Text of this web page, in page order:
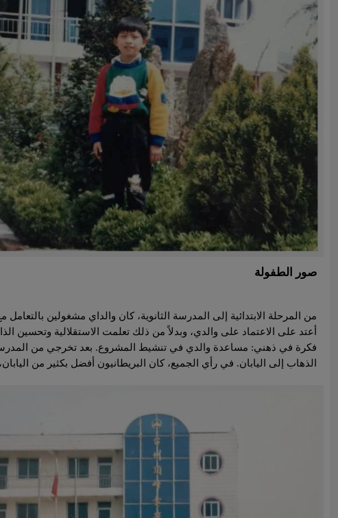
صور الطفولة
من المرحلة الابتدائية إلى المدرسة الثانوية، كان والداي مشغولين
أعتد على الاعتماد على والدي، وبدلاً من ذلك تعلمت الاستقلالية
فكرة في ذهني: مساعدة والدي في تنشيط المشروع. بعد تخرجي من المدرسة
الذهاب إلى اليابان. في رأي الجميع، كان البريطانيون أفضل بكثير من